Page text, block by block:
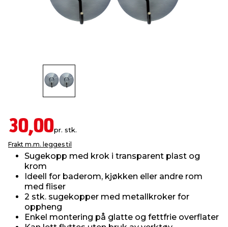
& ugress
og sylting
30,00pr. stk.
Frakt m.m. legges til
Sugekopp med krok i transparent plast og
krom
Ideell for baderom, kjøkken eller andre rom
med fliser
2 stk. sugekopper med metallkroker for
oppheng
Enkel montering på glatte og fettfrie overflater